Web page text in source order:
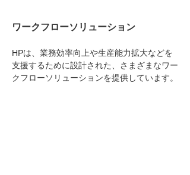
ワークフローソリューション
HPは、業務効率向上や生産能力拡大などを
支援するために設計された、さまざまなワー
クフローソリューションを提供しています。